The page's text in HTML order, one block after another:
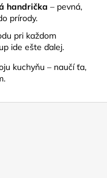
handrička – pevná,
prírody.
pri každom
ide ešte ďalej.
kuchyňu – naučí ťa,